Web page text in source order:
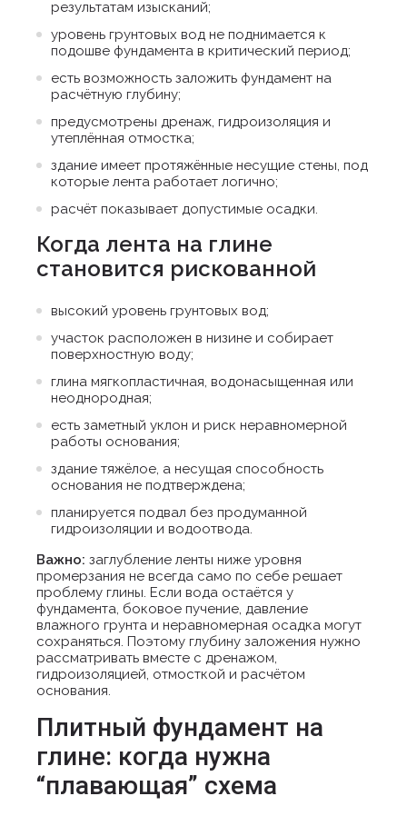
результатам изысканий;
уровень грунтовых вод не поднимается к
подошве фундамента в критический период;
есть возможность заложить фундамент на
расчётную глубину;
предусмотрены дренаж, гидроизоляция и
утеплённая отмостка;
здание имеет протяжённые несущие стены, под
которые лента работает логично;
расчёт показывает допустимые осадки.
Когда лента на глине
становится рискованной
высокий уровень грунтовых вод;
участок расположен в низине и собирает
поверхностную воду;
глина мягкопластичная, водонасыщенная или
неоднородная;
есть заметный уклон и риск неравномерной
работы основания;
здание тяжёлое, а несущая способность
основания не подтверждена;
планируется подвал без продуманной
гидроизоляции и водоотвода.
Важно: заглубление ленты ниже уровня
промерзания не всегда само по себе решает
проблему глины. Если вода остаётся у
фундамента, боковое пучение, давление
влажного грунта и неравномерная осадка могут
сохраняться. Поэтому глубину заложения нужно
рассматривать вместе с дренажом,
гидроизоляцией, отмосткой и расчётом
основания.
Плитный фундамент на
глине: когда нужна
“плавающая” схема